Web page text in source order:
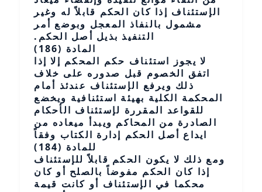
الإستئناف إذا كان الحكم قابلاً له وغير
مشمول بالنفاذ المعجل وبوضع أمر
التنفيذ بذيل أصل الحكم.
المادة (186)
لا يجوز استئناف حكم المحكم إلا إذا
اتفق الخصوم قبل صدوره على خلاف
ذلك ويرفع الإستئناف عندئذ أمام
المحكمة الكلية بهيئة استئنافية ويخضع
للقواعد المقررة لإستئناف الأحكام
الصادرة من المحاكم ويبدأ ميعاده من
ايداع أصل الحكم إدارة الكتاب وفقاً
للمادة (184)
ومع ذلك لا يكون الحكم قابلاً للإستئناف
إذا كان الحكم مفوضاً بالصلح أو كان
محكما في الإستئناف أو كانت قيمة